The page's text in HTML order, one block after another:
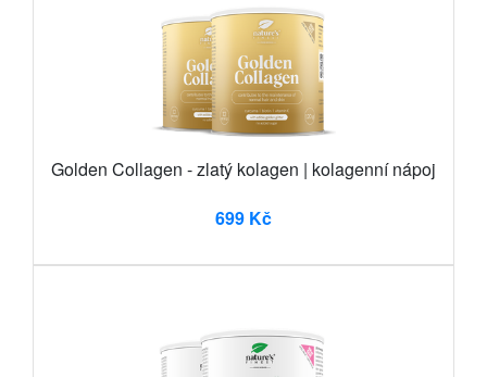
Golden Collagen - zlatý kolagen | kolagenní nápoj
699 Kč